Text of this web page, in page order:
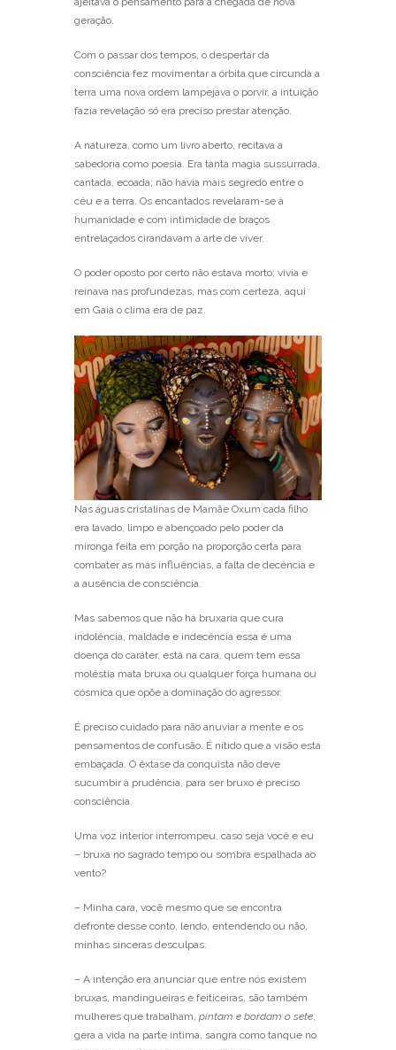
geração.
Com o passar dos tempos, o despertar da
consciência fez movimentar a órbita que circunda a
terra uma nova ordem lampejava o porvir, a intuição
fazia revelação só era preciso prestar atenção.
A natureza, como um livro aberto, recitava a
sabedoria como poesia. Era tanta magia sussurrada,
cantada, ecoada; não havia mais segredo entre o
céu e a terra. Os encantados revelaram-se à
humanidade e com intimidade de braços
entrelaçados cirandavam a arte de viver.
O poder oposto por certo não estava morto; vivia e
reinava nas profundezas, mas com certeza, aqui
em Gaia o clima era de paz.
Nas águas cristalinas de Mamãe Oxum cada filho
era lavado, limpo e abençoado pelo poder da
mironga feita em porção na proporção certa para
combater as más influências, a falta de decência e
a ausência de consciência.
Mas sabemos que não há bruxaria que cura
indolência, maldade e indecência essa é uma
doença do caráter, está na cara, quem tem essa
moléstia mata bruxa ou qualquer força humana ou
cósmica que opõe a dominação do agressor.
É preciso cuidado para não anuviar a mente e os
pensamentos de confusão. É nítido que a visão está
embaçada. O êxtase da conquista não deve
sucumbir à prudência, para ser bruxo é preciso
consciência.
Uma voz interior interrompeu, caso seja você e eu
– bruxa no sagrado tempo ou sombra espalhada ao
vento?
– Minha cara, você mesmo que se encontra
defronte desse conto, lendo, entendendo ou não,
minhas sinceras desculpas.
– A intenção era anunciar que entre nós existem
bruxas, mandingueiras e feiticeiras, são também
mulheres que trabalham, pintam e bordam o sete,
gera a vida na parte íntima, sangra como tanque no